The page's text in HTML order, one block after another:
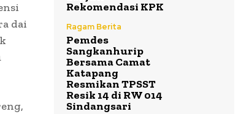
dai
Rekomendasi KPK
Ragam Berita
Pemdes
Sangkanhurip
Bersama Camat
Katapang
Resmikan TPSST
Resik 14 di RW 014
Sindangsari